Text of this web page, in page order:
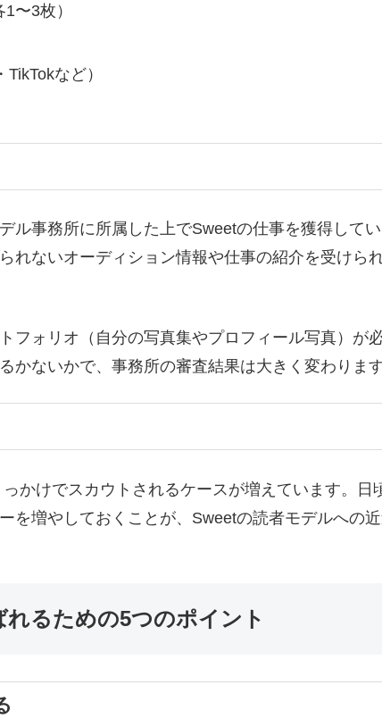
〜3枚）
など）
ル事務所に所属した上でSweetの仕事を獲得してい
れないオーディション情報や仕事の紹介を受けら
フォリオ（自分の写真集やプロフィール写真）が
かないかで、事務所の審査結果は大きく変わります
かけでスカウトされるケースが増えています。日
を増やしておくことが、Sweetの読者モデルへの
るための5つのポイント